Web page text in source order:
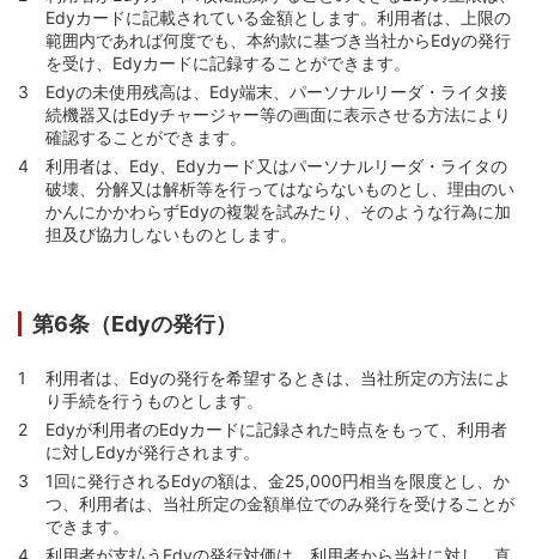
Edyカードに記載されている金額とします。利用者は、上限の
範囲内であれば何度でも、本約款に基づき当社からEdyの発行
を受け、Edyカードに記録することができます。
Edyの未使用残高は、Edy端末、パーソナルリーダ・ライタ接
続機器又はEdyチャージャー等の画面に表示させる方法により
確認することができます。
利用者は、Edy、Edyカード又はパーソナルリーダ・ライタの
破壊、分解又は解析等を行ってはならないものとし、理由のい
かんにかかわらずEdyの複製を試みたり、そのような行為に加
担及び協力しないものとします。
第6条（Edyの発行）
利用者は、Edyの発行を希望するときは、当社所定の方法によ
り手続を行うものとします。
Edyが利用者のEdyカードに記録された時点をもって、利用者
に対しEdyが発行されます。
1回に発行されるEdyの額は、金25,000円相当を限度とし、か
つ、利用者は、当社所定の金額単位でのみ発行を受けることが
できます。